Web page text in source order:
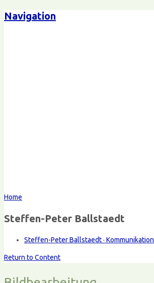
Navigation
Home
Steffen-Peter Ballstaedt
Steffen-Peter Ballstaedt · Kommunikation
Return to Content